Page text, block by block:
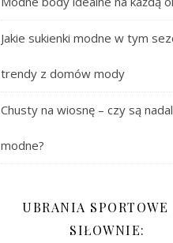
Jakie sukienki modne w tym
trendy z domów mody
Chusty na wiosnę – czy są nadal
modne?
UBRANIA SPORTOWE
SIŁOWNIE: